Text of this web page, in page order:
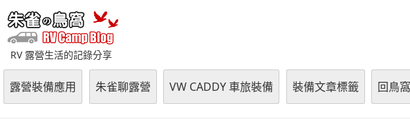
RV 露營生活的記錄分享
露營裝備應用 朱雀聊露營 VW CADDY 車旅裝備 裝備文章標籤 回鳥